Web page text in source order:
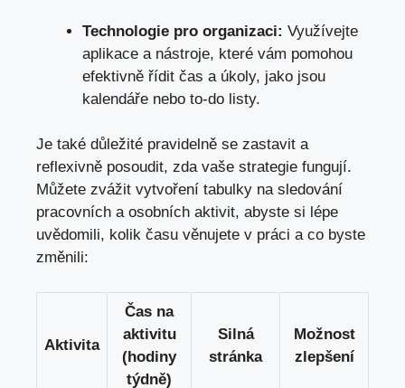
Technologie pro organizaci: Využívejte
aplikace a nástroje, které vám pomohou
efektivně řídit čas a úkoly, jako jsou
kalendáře nebo to-do listy.
Je také důležité pravidelně se zastavit a
reflexivně posoudit, zda vaše strategie fungují.
Můžete zvážit vytvoření tabulky na sledování
pracovních a osobních aktivit, abyste si lépe
uvědomili, kolik času věnujete v práci a co byste
změnili:
Aktivita
Čas na
aktivitu
(hodiny
týdně)
Silná
stránka
Možnost
zlepšení